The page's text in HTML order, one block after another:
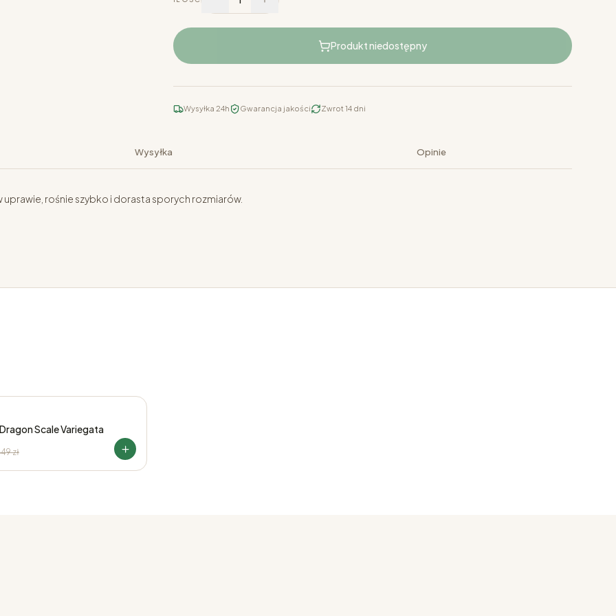
Produkt niedostępny
Wysyłka 24h Gwarancja jakości Zwrot 14 dni
Wysyłka Opinie
rośnie szybko i dorasta sporych rozmiarów.
Scale Variegata
zł